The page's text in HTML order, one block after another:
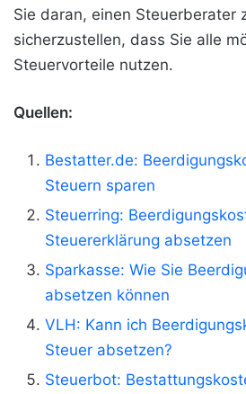
Sie daran, einen Steuerberater
sicherzustellen, dass Sie alle
Steuervorteile nutzen.
Quellen:
Bestatter.de:
Steuern sparen
Steuerring:
Steuererklärung absetzen
Sparkasse: Wie Sie
absetzen können
VLH: Kann ich
Steuer absetzen?
Steuerbot: